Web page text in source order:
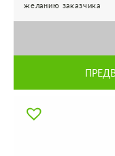
желанию заказчика